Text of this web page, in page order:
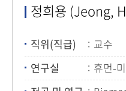
정희용 (Jeong,
직위(직급)
교수
연구실
휴먼-